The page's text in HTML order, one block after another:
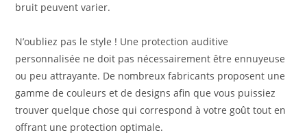
bruit peuvent varier.
N’oubliez pas le style ! Une protection auditive
personnalisée ne doit pas nécessairement être ennuyeuse
ou peu attrayante. De nombreux fabricants proposent une
gamme de couleurs et de designs afin que vous puissiez
trouver quelque chose qui correspond à votre goût tout en
offrant une protection optimale.